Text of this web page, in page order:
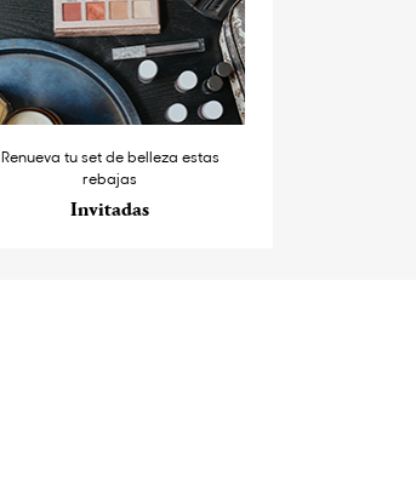
Renueva tu set de belleza estas
rebajas
Invitadas